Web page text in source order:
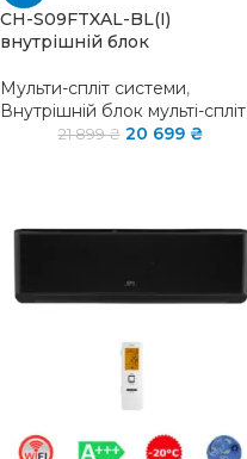
CH-S09FTXAL-BL(I)
внутрішній блок
Мульти-спліт системи,
Внутрішній блок мульті-спліт
21 899₴ 20 699 ₴